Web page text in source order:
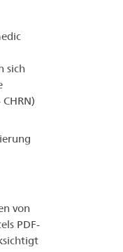
sich
von
PDF-